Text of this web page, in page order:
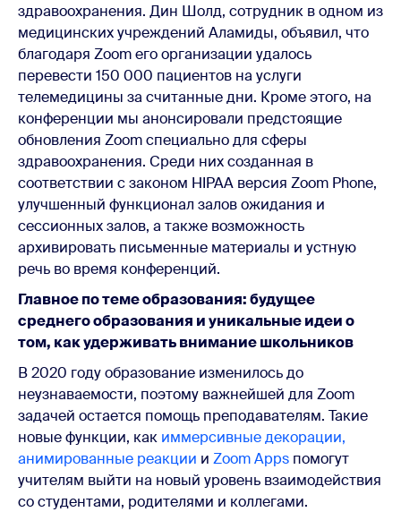
здравоохранения. Дин Шолд, сотрудник в одном из
медицинских учреждений Аламиды, объявил, что
благодаря Zoom его организации удалось
перевести 150 000 пациентов на услуги
телемедицины за считанные дни. Кроме этого, на
конференции мы анонсировали предстоящие
обновления Zoom специально для сферы
здравоохранения. Среди них созданная в
соответствии с законом HIPAA версия Zoom Phone,
улучшенный функционал залов ожидания и
сессионных залов, а также возможность
архивировать письменные материалы и устную
речь во время конференций.
Главное по теме образования: будущее
среднего образования и уникальные идеи о
том, как удерживать внимание школьников
В 2020 году образование изменилось до
неузнаваемости, поэтому важнейшей для Zoom
задачей остается помощь преподавателям. Такие
новые функции, как иммерсивные декорации,
анимированные реакции и Zoom Apps помогут
учителям выйти на новый уровень взаимодействия
со студентами, родителями и коллегами.